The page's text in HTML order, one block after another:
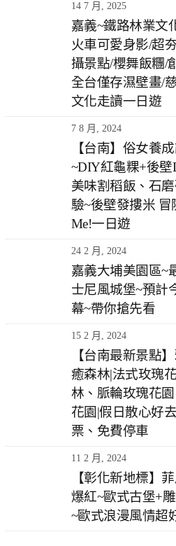
14 7 月, 2025
嘉義~鐵路林業文
火車可愛身影/超
攝景點/櫻舞飯糰/
全台僅存濕壁畫/
文化走讀一日遊
7 8 月, 2024
【台南】俗女養
~DIY紅龜粿+後壁
美味割稻飯、石
驗~後壁發摟米 冒
Me!一日遊
24 2 月, 2024
嘉義大埔美園區~
士尼風城堡~預計
幕~帶你搶先看
15 2 月, 2024
【台南最新景點
癒森林|法式玫瑰
林、脈輪玫瑰花
花園|假日散心好
票、免費停車
11 2 月, 2024
【彰化新地標】
爆紅~歐式古堡+
~歐式浪漫風情超